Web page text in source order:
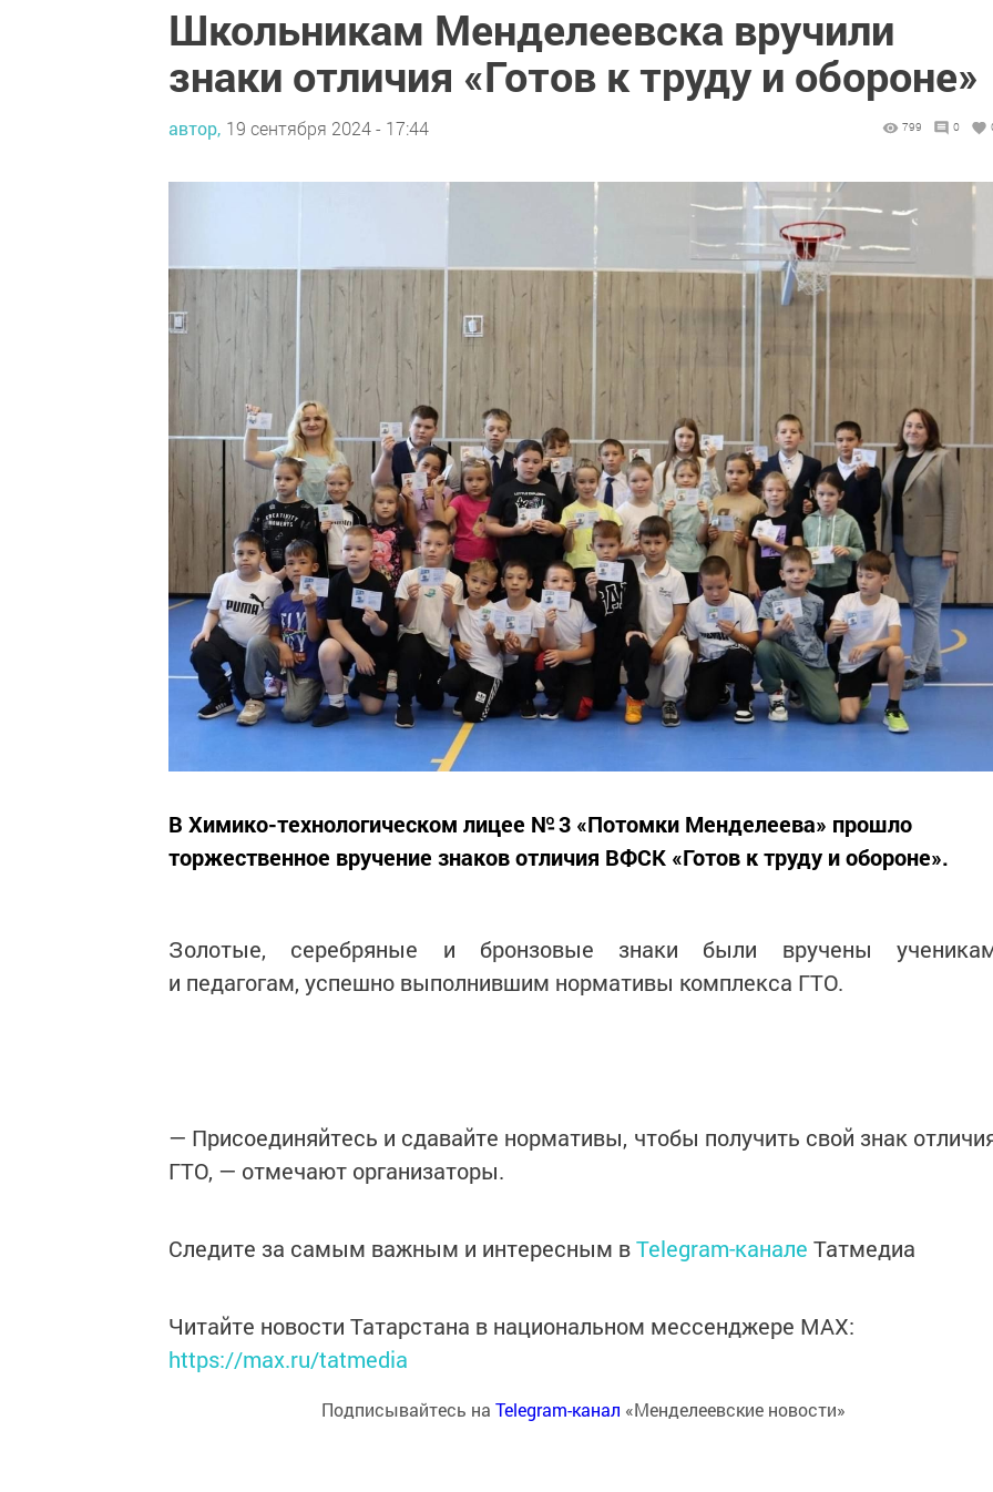
Школьникам Менделеевска вручили
знаки отличия «Готов к труду и обороне»
автор, 19 сентября 2024 - 17:44 799 0
В Химико-технологическом лицее № 3 «Потомки Менделеева» прошло
торжественное вручение знаков отличия ВФСК «Готов к труду и обороне».
Золотые, серебряные и бронзовые знаки были вручены
и педагогам, успешно выполнившим нормативы комплекса ГТО.
— Присоединяйтесь и сдавайте нормативы, чтобы получить свой знак
ГТО, — отмечают организаторы.
Следите за самым важным и интересным вTelegram-канале Татмедиа
Читайте новости Татарстана в национальном мессенджере MАХ:
https://max.ru/tatmedia
Подписывайтесь на Telegram-канал «Менделеевские новости»